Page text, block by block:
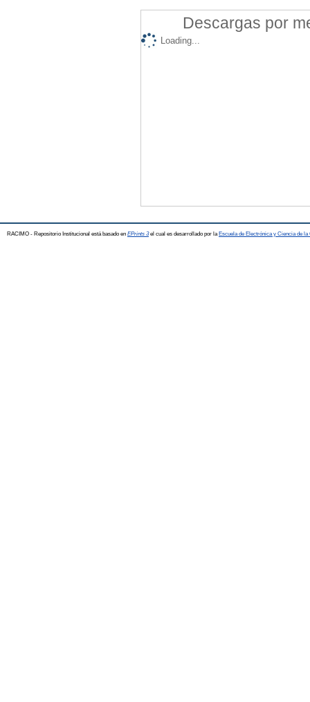
Descargas por
Loading...
RACIMO - Repositorio Institucional está basado en EPrints 3el cual es desarrollado por la Escuela de Electrónica y Ciencia de la